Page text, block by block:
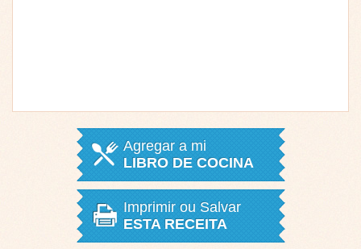
Agregar a mi
LIBRO DE COCINA
Imprimir ou Salvar
ESTA RECEITA